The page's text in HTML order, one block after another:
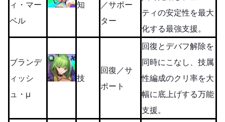
ィ・マー
ベル
知
／サポー
ター
ティの安定性を最大
化する最強支援。
ブランデ
ィッシ
ュ・μ
技
回復／サ
ポート
回復とデバフ解除を
同時にこなし、技属
性編成のクリ率を大
幅に底上げする万能
支援。